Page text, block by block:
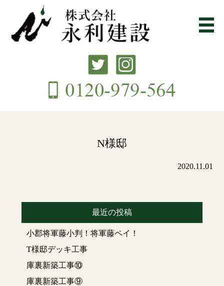
N様邸
2020.11.01
最近の投稿
小郡将軍藤小判！将軍藤ペイ！
T様邸デッキ工事
庫裏新築工事⑩
庫裏新築工事⑨